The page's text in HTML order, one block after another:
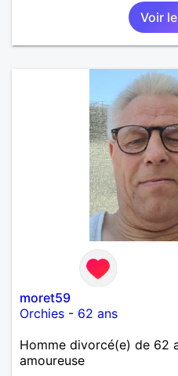
Voir
moret59
Orchies - 62 ans
Homme divorcé(e) de 62
amoureuse